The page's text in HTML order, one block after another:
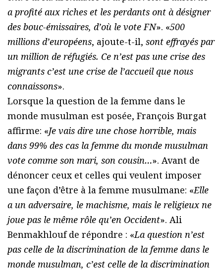
a profité aux riches et les perdants ont à désigner
des bouc-émissaires, d’où le vote FN». «500
millions d’européens, ajoute-t-il, sont effrayés par
un million de réfugiés. Ce n’est pas une crise des
migrants c’est une crise de l’accueil que nous
connaissons».
Lorsque la question de la femme dans le
monde musulman est posée, François Burgat
affirme: «Je vais dire une chose horrible, mais
dans 99% des cas la femme du monde musulman
vote comme son mari, son cousin…». Avant de
dénoncer ceux et celles qui veulent imposer
une façon d’être à la femme musulmane: «Elle
a un adversaire, le machisme, mais le religieux ne
joue pas le même rôle qu’en Occident». Ali
Benmakhlouf de répondre : «La question n’est
pas celle de la discrimination de la femme dans le
monde musulman, c’est celle de la discrimination